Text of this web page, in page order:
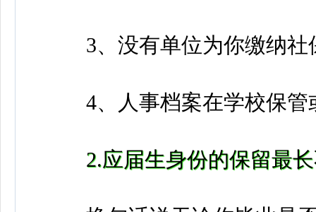
3、没有单位为你缴纳社
4、人事档案在学校保管
2.应届生身份的保留最